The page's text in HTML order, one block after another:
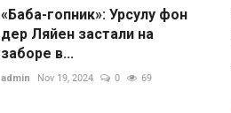
«Баба-гопник»: Урсулу фон
дер Ляйен застали на
заборе в...
admin Nov 19, 2024 0 69